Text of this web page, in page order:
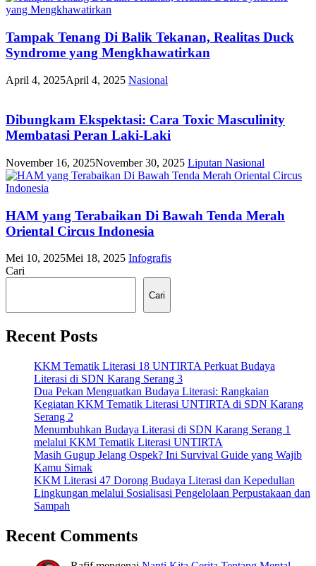
Tampak Tenang Di Balik Tekanan, Realitas Duck
Syndrome yang Mengkhawatirkan
April 4, 2025April 4, 2025 Nasional
Dibungkam Ekspektasi: Cara Toxic Masculinity
Membatasi Peran Laki-Laki
November 16, 2025November 30, 2025 Liputan Nasional
HAM yang Terabaikan Di Bawah Tenda Merah
Oriental Circus Indonesia
Mei 10, 2025Mei 18, 2025 Infografis
Cari
Cari
Recent Posts
KKM Tematik Literasi 18 UNTIRTA Perkuat Budaya
Literasi di SDN Karang Serang 3
Dua Pekan Menguatkan Budaya Literasi: Rangkaian
Kegiatan KKM Tematik Literasi UNTIRTA di SDN Karang
Serang 2
Menumbuhkan Budaya Literasi di SDN Karang Serang 1
melalui KKM Tematik Literasi UNTIRTA
Masih Gugup Jelang Ospek? Ini Survival Guide yang Wajib
Kamu Simak
KKM Literasi 47 Dorong Budaya Literasi dan Kepedulian
Lingkungan melalui Sosialisasi Pengelolaan Perpustakaan dan
Sampah
Recent Comments